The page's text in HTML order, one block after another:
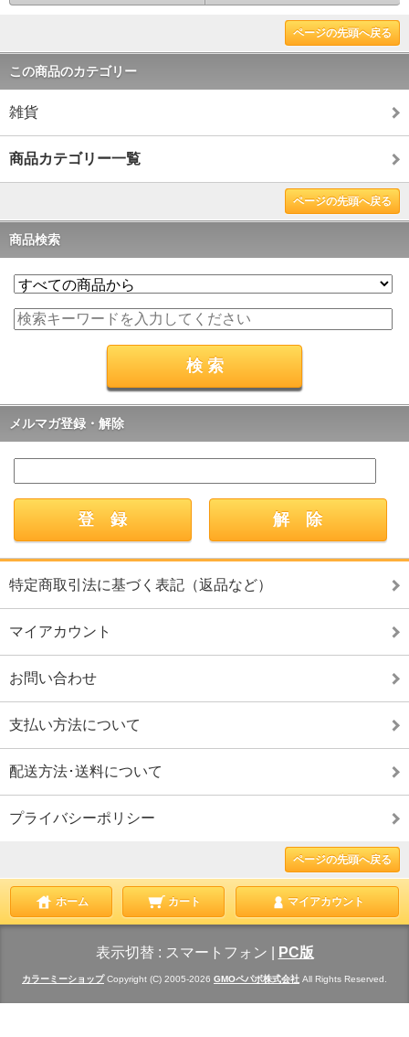
ページの先頭へ戻る
この商品のカテゴリー
雑貨
商品カテゴリー一覧
ページの先頭へ戻る
商品検索
メルマガ登録・解除
特定商取引法に基づく表記（返品など）
マイアカウント
お問い合わせ
支払い方法について
配送方法･送料について
プライバシーポリシー
ページの先頭へ戻る
ホーム カート マイアカウント
表示切替 : スマートフォン PC版
カラーミーショップCopyright (C) 2005-2026 GMOペパボ株式会社 All Rights Reserved.